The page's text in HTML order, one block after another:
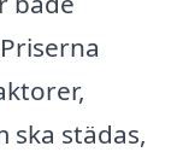
ska städas,